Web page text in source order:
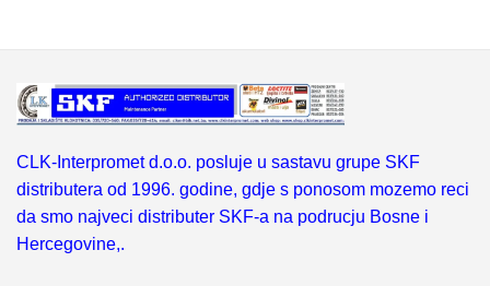
CLK-Interpromet d.o.o. posluje u sastavu grupe SKF
distributera od 1996. godine, gdje s ponosom mozemo reci
da smo najveci distributer SKF-a na podrucju Bosne i
Hercegovine,.